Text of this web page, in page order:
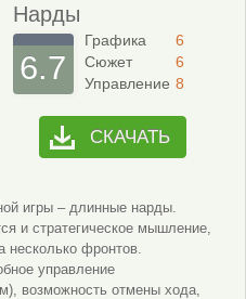
Нарды
6.7
Графика
Сюжет
Управление
6
6
8
СКАЧАТЬ
игры – длинные нарды.
и стратегическое мышление,
несколько фронтов.
управление
возможность отмены хода,